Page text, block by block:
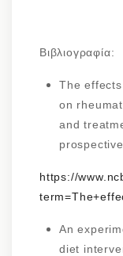
Βιβλιογραφία:
The
on
and
https://
An
diet